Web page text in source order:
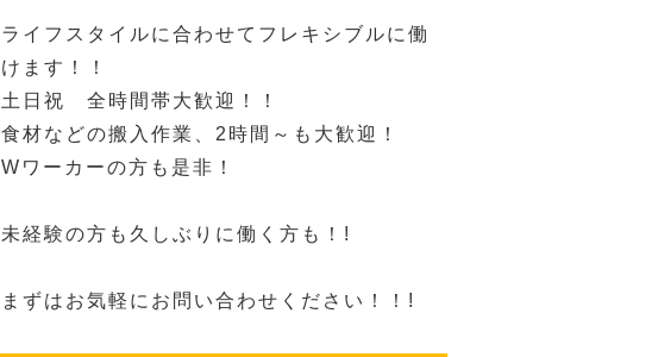
ライフスタイルに合わせてフレキシブルに働
けます！！
土日祝 全時間帯大歓迎！！
食材などの搬入作業、2時間～も大歓迎！
Wワーカーの方も是非！
未経験の方も久しぶりに働く方も！!
まずはお気軽にお問い合わせください！！!